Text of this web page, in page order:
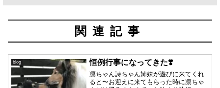
関連記事
blog 恒例行事になってきた❣️
凛ちゃん詩ちゃん姉妹が遊びに来てくれ
ると〜お迎えに来てもらった時に凛ちゃ